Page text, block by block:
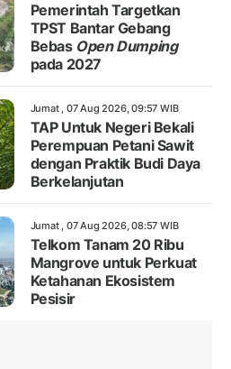
Pemerintah Targetkan
TPST Bantar Gebang
Bebas Open Dumping
pada 2027
Jumat , 07 Aug 2026, 09:57 WIB
TAP Untuk Negeri Bekali
Perempuan Petani Sawit
dengan Praktik Budi Daya
Berkelanjutan
Jumat , 07 Aug 2026, 08:57 WIB
Telkom Tanam 20 Ribu
Mangrove untuk Perkuat
Ketahanan Ekosistem
Pesisir